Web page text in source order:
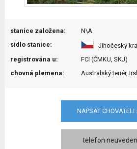
stanice založena:
N\A
sídlo stanice:
Jihočeský
registrována u:
FCI (ČMKU, SKJ)
chovná plemena:
Australský teriér,
NAPSAT CHOVATELI
telefon neuveden